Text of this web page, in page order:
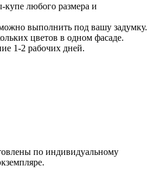
любого размера и
выполнить под вашу задумку.
цветов в одном фасаде.
1-2 рабочих дней.
по индивидуальному